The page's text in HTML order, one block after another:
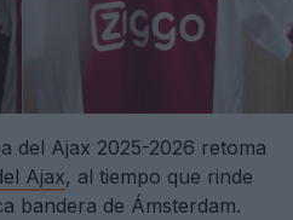
del Ajax 2025-2026 retoma
Ajax, al tiempo que rinde
bandera de Ámsterdam.